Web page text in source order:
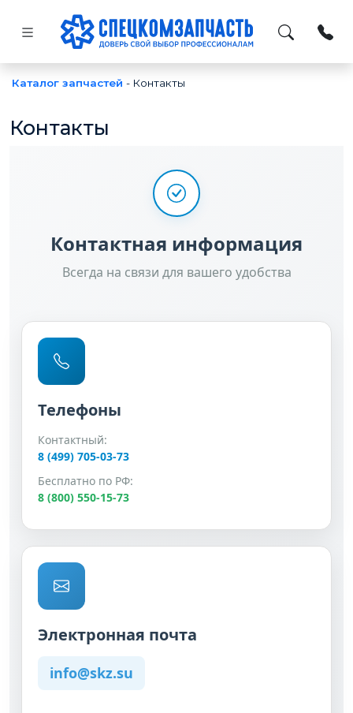
Каталог запчастей - Контакты
Контакты
Контактная информация
Всегда на связи для вашего удобства
Телефоны
Контактный:
8 (499) 705-03-73
Бесплатно по РФ:
8 (800) 550-15-73
Электронная почта
info@skz.su